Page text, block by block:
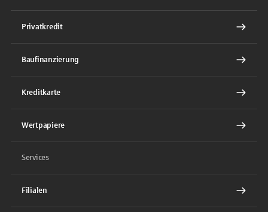
Privatkredit
Baufinanzierung
Kreditkarte
Wertpapiere
Services
Filialen